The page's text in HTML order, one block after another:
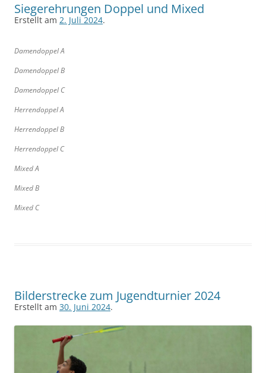
Siegerehrungen Doppel und Mixed
Erstellt am 2. Juli 2024.
Damendoppel A
Damendoppel B
Damendoppel C
Herrendoppel A
Herrendoppel B
Herrendoppel C
Mixed A
Mixed B
Mixed C
Bilderstrecke zum Jugendturnier 2024
Erstellt am 30. Juni 2024.